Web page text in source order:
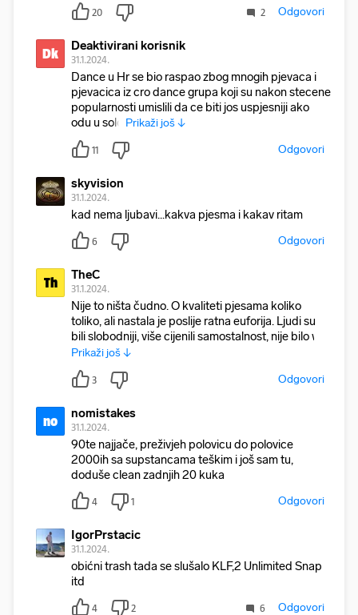
20 2 Odgovori
Dk Deaktivirani korisnik
31.1.2024.
Dance u Hr se bio raspao zbog mnogih pjevaca i
pjevacica iz cro dance grupa koji su nakon stecene
popularnosti umislili da ce biti jos uspjesniji ako
odu u solo Prikaži još ↓
11 Odgovori
skyvision
31.1.2024.
kad nema ljubavi...kakva pjesma i kakav ritam
6 Odgovori
Th TheC
31.1.2024.
Nije to ništa čudno. O kvaliteti pjesama koliko
toliko, ali nastala je poslije ratna euforija. Ljudi su
bili slobodniji, više cijenili samostalnost, nije bilo w
Prikaži još ↓
3 Odgovori
no nomistakes
31.1.2024.
90te najjače, preživjeh polovicu do polovice
2000ih sa supstancama teškim i još sam tu,
doduše clean zadnjih 20 kuka
4 1 Odgovori
IgorPrstacic
31.1.2024.
obićni trash tada se slušalo KLF,2 Unlimited Snap
itd
4 2 6 Odgovori